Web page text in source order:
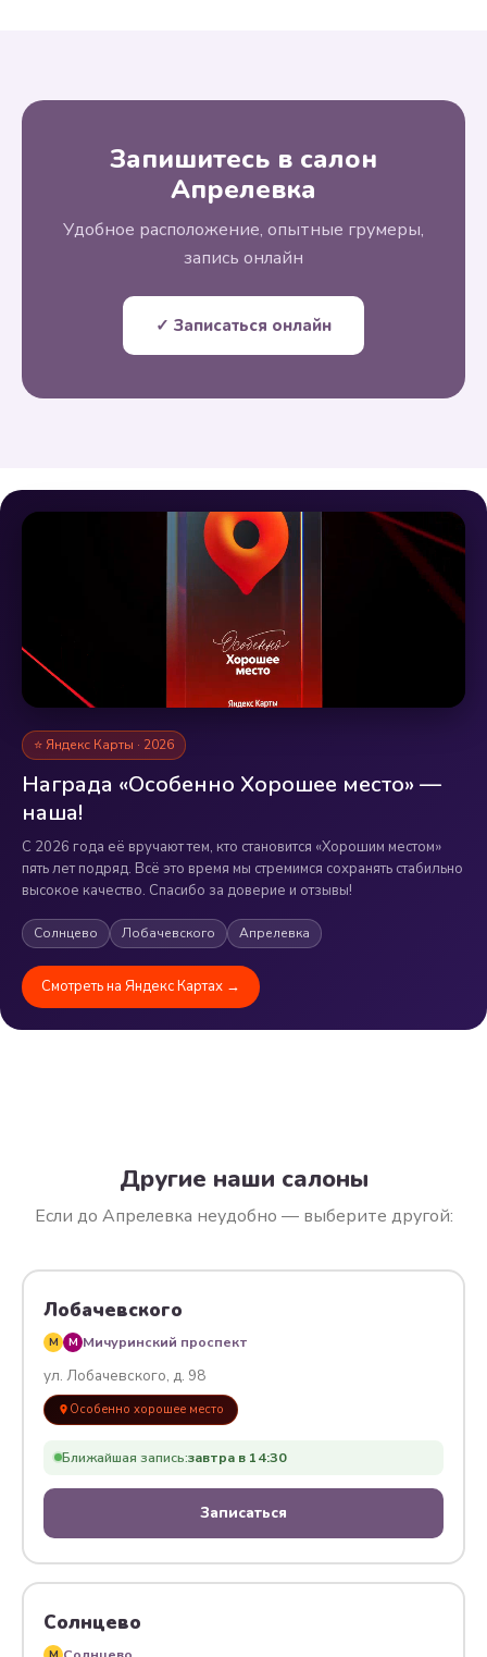
Запишитесь в салон
Апрелевка
Удобное расположение, опытные грумеры,
запись онлайн
✓ Записаться онлайн
⭐ Яндекс Карты · 2026
Награда «Особенно Хорошее место» —
наша!
С 2026 года её вручают тем, кто становится «Хорошим местом»
пять лет подряд. Всё это время мы стремимся сохранять стабильно
высокое качество. Спасибо за доверие и отзывы!
Солнцево Лобачевского Апрелевка
Смотреть на Яндекс Картах →
Другие наши салоны
Если до Апрелевка неудобно — выберите другой:
Лобачевского
M M Мичуринский проспект
ул. Лобачевского, д. 98
Особенно хорошее место
Ближайшая запись:завтра в 14:30
Записаться
Солнцево